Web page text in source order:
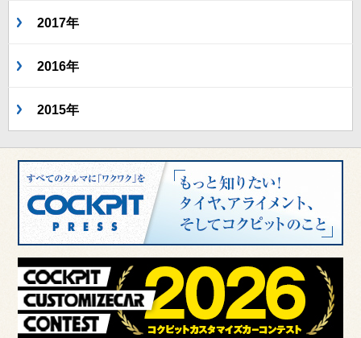
2017年
2016年
2015年